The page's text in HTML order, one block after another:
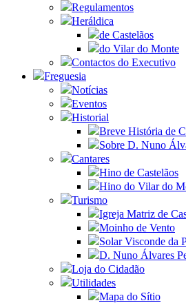
Regulamentos
Heráldica
de Castelãos
do Vilar do Monte
Contactos do Executivo
Freguesia
Notícias
Eventos
Historial
Breve História de
Sobre D. Nuno
Cantares
Hino de Castelãos
Hino do Vilar do
Turismo
Igreja Matriz de
Moinho de Vento
Solar Visconde da
D. Nuno Álvares
Loja do Cidadão
Utilidades
Mapa do Sítio